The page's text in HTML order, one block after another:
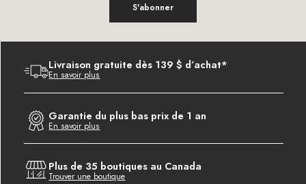
S'abonner
Livraison gratuite dès 139 $ d’achat*
En savoir plus
Garantie du plus bas prix de 1 an
En savoir plus
Plus de 35 boutiques au Canada
Trouver une boutique